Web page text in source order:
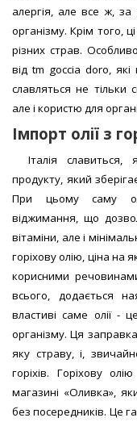
алергія, але все ж,
організму. Крім того,
різних страв.
від tm goccia doro, які
славляться не
але і користю для
Імпорт олії з
Італія
продукту, який
При цьому саму
віджимання, що
вітаміни, але і
горіхову олію, ціна на
корисними
всього, додається
властиві саме олії -
організму. Ця
яку страву, і,
горіхів. Горіхову
магазині «Оливка»,
без посередників. Це